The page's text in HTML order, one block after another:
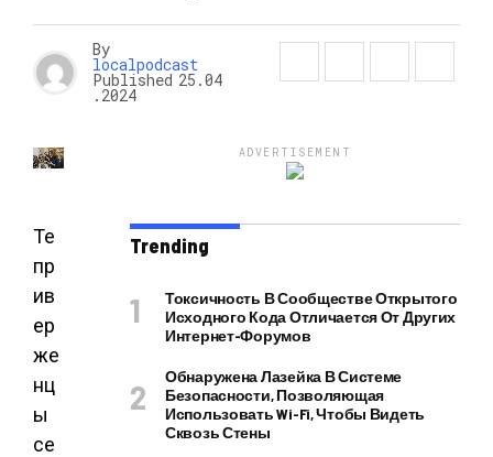
By
localpodcast
Published 25.04
.2024
Те
пр
ив
ер
же
нц
ы
се
ADVERTISEMENT
Trending
Токсичность В Сообществе Открытого
Исходного Кода Отличается От Других
Интернет-Форумов
Обнаружена Лазейка В Системе
Безопасности, Позволяющая
Использовать Wi-Fi, Чтобы Видеть
Сквозь Стены